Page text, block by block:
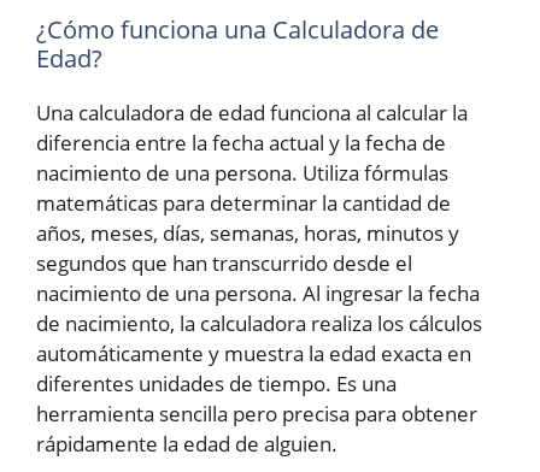
¿Cómo funciona una Calculadora de
Edad?
Una calculadora de edad funciona al calcular la
diferencia entre la fecha actual y la fecha de
nacimiento de una persona. Utiliza fórmulas
matemáticas para determinar la cantidad de
años, meses, días, semanas, horas, minutos y
segundos que han transcurrido desde el
nacimiento de una persona. Al ingresar la fecha
de nacimiento, la calculadora realiza los cálculos
automáticamente y muestra la edad exacta en
diferentes unidades de tiempo. Es una
herramienta sencilla pero precisa para obtener
rápidamente la edad de alguien.